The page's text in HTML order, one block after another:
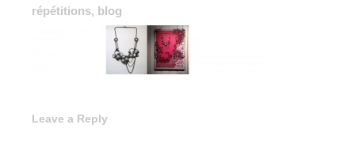
répétitions, blog
Leave a Reply